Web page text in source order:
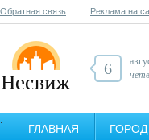
Обратная связь Реклама на
6
ГЛАВНАЯ ГОРОД